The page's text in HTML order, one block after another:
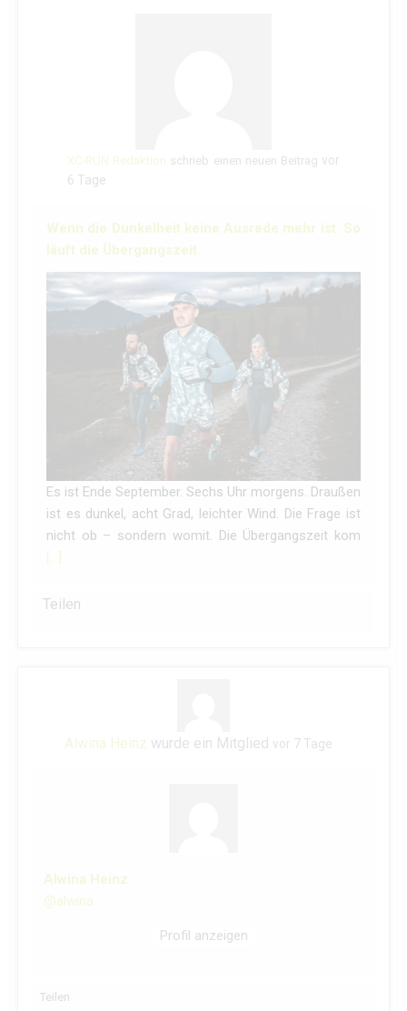
XC-RUN Redaktion schrieb einen neuen Beitrag vor
6 Tage
Wenn die Dunkelheit keine Ausrede mehr ist. So
läuft die Übergangszeit.
Es ist Ende September. Sechs Uhr morgens. Draußen
ist es dunkel, acht Grad, leichter Wind. Die Frage ist
nicht ob – sondern womit. Die Übergangszeit kom
[…]
Teilen
Alwina Heinz wurde ein Mitglied vor 7 Tage
Alwina Heinz
@alwina
Profil anzeigen
Teilen